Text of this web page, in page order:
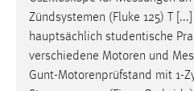
Zündsystemen (Fluke 125) T
hauptsächlich studentische
verschiedene Motoren und
Gunt-Motorenprüfstand mit 1-
Name:
MibewSessionID,
chat-frame-style-